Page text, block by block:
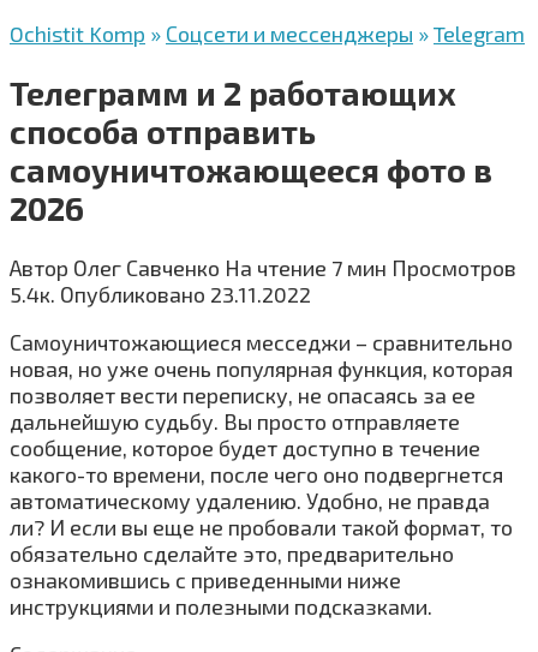
Ochistit Komp » Соцсети и мессенджеры »Telegram
Телеграмм и 2 работающих
способа отправить
самоуничтожающееся фото в
2026
Автор Олег Савченко На чтение 7 мин Просмотров
5.4к. Опубликовано 23.11.2022
Самоуничтожающиеся месседжи – сравнительно
новая, но уже очень популярная функция, которая
позволяет вести переписку, не опасаясь за ее
дальнейшую судьбу. Вы просто отправляете
сообщение, которое будет доступно в течение
какого-то времени, после чего оно подвергнется
автоматическому удалению. Удобно, не правда
ли? И если вы еще не пробовали такой формат, то
обязательно сделайте это, предварительно
ознакомившись с приведенными ниже
инструкциями и полезными подсказками.